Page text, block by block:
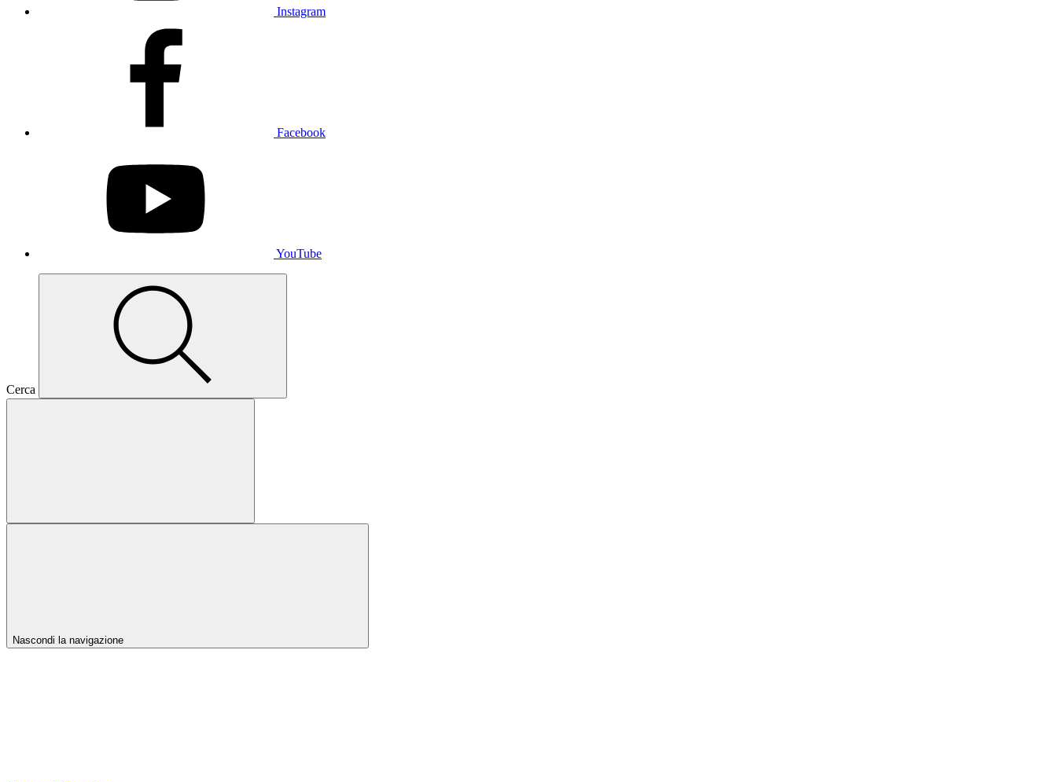
Instagram
Facebook
YouTube
Cerca
Nascondi la navigazione